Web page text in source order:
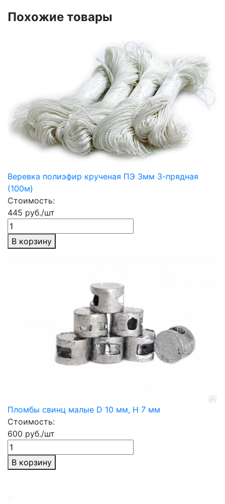
Похожие товары
Веревка полиэфир крученая ПЭ 3мм 3-прядная
(100м)
Стоимость:
445 руб./шт
В корзину
Пломбы свинц малые D 10 мм, H 7 мм
Стоимость:
600 руб./шт
В корзину